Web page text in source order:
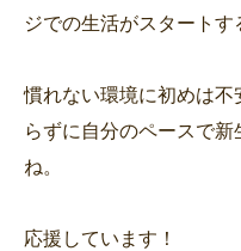
ジでの生活がスタート
慣れない環境に初めは
らずに自分のペースで
ね。
応援しています！